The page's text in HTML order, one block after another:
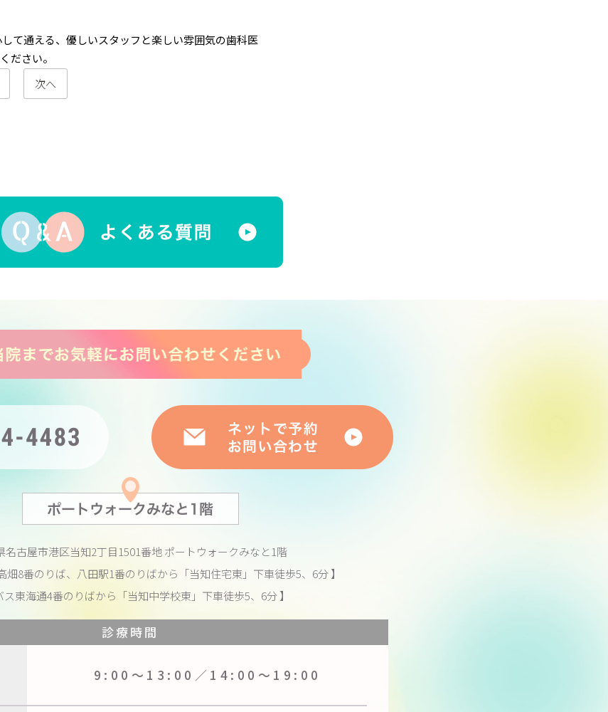
て通える、優しいスタッフと楽しい雰囲気の歯科医
ださい。
次へ
名古屋市港区当知2丁目1501番地ポートウォークみなと1階
畑8番のりば、八田駅1番のりばから 「当知住宅東」下車徒歩5、6分 】
ス東海通4番のりばから 「当知中学校東」下車徒歩5、6分 】
診療時間
9:00〜13:00／ 14:00〜19:00